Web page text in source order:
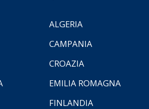
ALGERIA
CAMPANIA
CROAZIA
EMILIA ROMAGNA
FINLANDIA